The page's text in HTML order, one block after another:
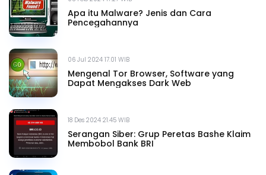
Apa itu Malware? Jenis dan Cara
Pencegahannya
06 Jul 2024 17.01 WIB
Mengenal Tor Browser, Software yang
Dapat Mengakses Dark Web
18 Des 2024 21.45 WIB
Serangan Siber: Grup Peretas Bashe Klaim
Membobol Bank BRI